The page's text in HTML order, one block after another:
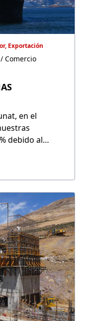
Exportación
/ Comercio
en el
debido al